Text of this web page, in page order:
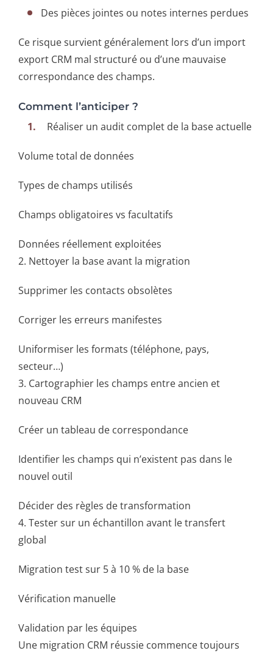
Des pièces jointes ou notes internes perdues
Ce risque survient généralement lors d’un import
export CRM mal structuré ou d’une mauvaise
correspondance des champs.
Comment l’anticiper ?
Réaliser un audit complet de la base actuelle
Volume total de données
Types de champs utilisés
Champs obligatoires vs facultatifs
Données réellement exploitées
2. Nettoyer la base avant la migration
Supprimer les contacts obsolètes
Corriger les erreurs manifestes
Uniformiser les formats (téléphone, pays,
secteur…)
3. Cartographier les champs entre ancien et
nouveau CRM
Créer un tableau de correspondance
Identifier les champs qui n’existent pas dans le
nouvel outil
Décider des règles de transformation
4. Tester sur un échantillon avant le transfert
global
Migration test sur 5 à 10 % de la base
Vérification manuelle
Validation par les équipes
Une migration CRM réussie commence toujours